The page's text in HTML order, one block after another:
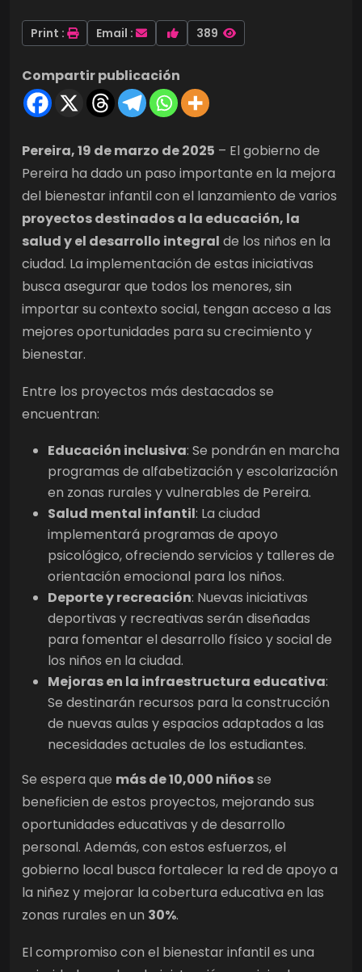
Print : Email : 389
Compartir publicación
Pereira, 19 de marzo de 2025 – El gobierno de
Pereira ha dado un paso importante en la mejora
del bienestar infantil con el lanzamiento de varios
proyectos destinados a la educación, la
salud y el desarrollo integral de los niños en la
ciudad. La implementación de estas iniciativas
busca asegurar que todos los menores, sin
importar su contexto social, tengan acceso a las
mejores oportunidades para su crecimiento y
bienestar.
Entre los proyectos más destacados se
encuentran:
Educación inclusiva: Se pondrán en marcha
programas de alfabetización y escolarización
en zonas rurales y vulnerables de Pereira.
Salud mental infantil: La ciudad
implementará programas de apoyo
psicológico, ofreciendo servicios y talleres de
orientación emocional para los niños.
Deporte y recreación: Nuevas iniciativas
deportivas y recreativas serán diseñadas
para fomentar el desarrollo físico y social de
los niños en la ciudad.
Mejoras en la infraestructura educativa:
Se destinarán recursos para la construcción
de nuevas aulas y espacios adaptados a las
necesidades actuales de los estudiantes.
Se espera que más de 10,000 niñosse
beneficien de estos proyectos, mejorando sus
oportunidades educativas y de desarrollo
personal. Además, con estos esfuerzos, el
gobierno local busca fortalecer la red de apoyo a
la niñez y mejorar la cobertura educativa en las
zonas rurales en un 30%.
El compromiso con el bienestar infantil es una